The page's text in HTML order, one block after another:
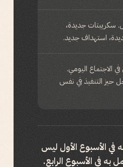
سكريبتات جديدة،
استهداف جديد.
الاجتماع اليومي.
حيز التنفيذ في نفس
في الأسبوع الأول ليس
به في الأسبوع الرابع.